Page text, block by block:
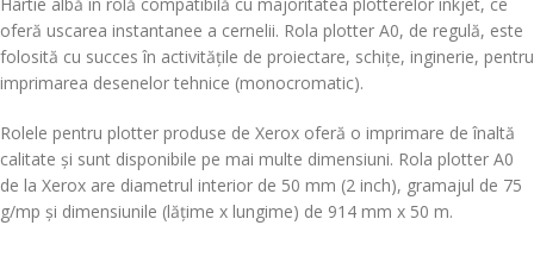
oferă uscarea instantanee a cernelii. Rola plotter A0, de regulă, este
folosită cu succes în activitățile de proiectare, schițe, inginerie, pentru
imprimarea desenelor tehnice (monocromatic).
Rolele pentru plotter produse de Xerox oferă o imprimare de înaltă
calitate și sunt disponibile pe mai multe dimensiuni. Rola plotter A0
de la Xerox are diametrul interior de 50 mm (2 inch), gramajul de 75
g/mp și dimensiunile (lățime x lungime) de 914 mm x 50 m.